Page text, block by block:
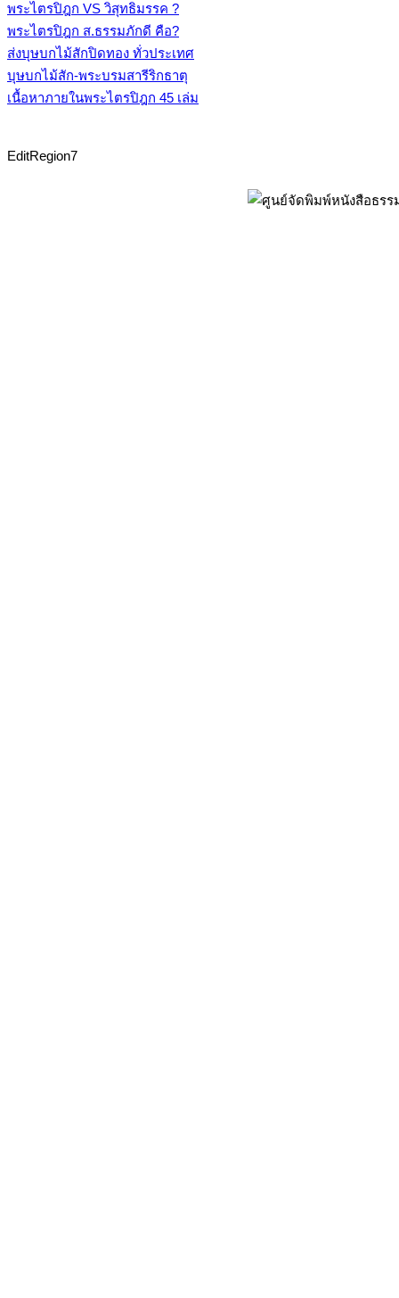
พระไตรปิฎก VS วิสุทธิมรรค ?
พระไตรปิฎก ส.ธรรมภักดี คือ?
ส่งบุษบกไม้สักปิดทอง ทั่วประเทศ
บุษบกไม้สัก-พระบรมสารีริกธาตุ
เนื้อหาภายในพระไตรปิฎก 45 เล่ม
EditRegion7